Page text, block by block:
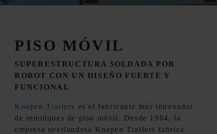
PISO MÓVIL
SUPERESTRUCTURA SOLDADA POR
ROBOT CON UN DISEÑO FUERTE Y
FUNCIONAL
Knapen Trailers es el fabricante más innovador
de remolques de piso móvil. Desde 1984, la
empresa neerlandesa Knapen Trailers fabrica